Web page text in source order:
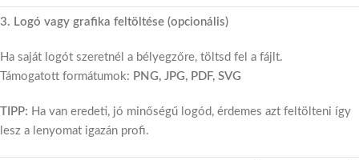
3. Logó vagy grafika feltöltése (opcionális)
Ha saját logót szeretnél a bélyegzőre, töltsd fel a fájlt.
Támogatott formátumok: PNG, JPG, PDF, SVG
TIPP: Ha van eredeti, jó minőségű logód, érdemes azt feltölteni így
lesz a lenyomat igazán profi.